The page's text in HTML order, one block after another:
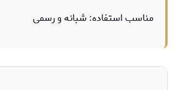
مناسب استفاده: شبانه و رسمی